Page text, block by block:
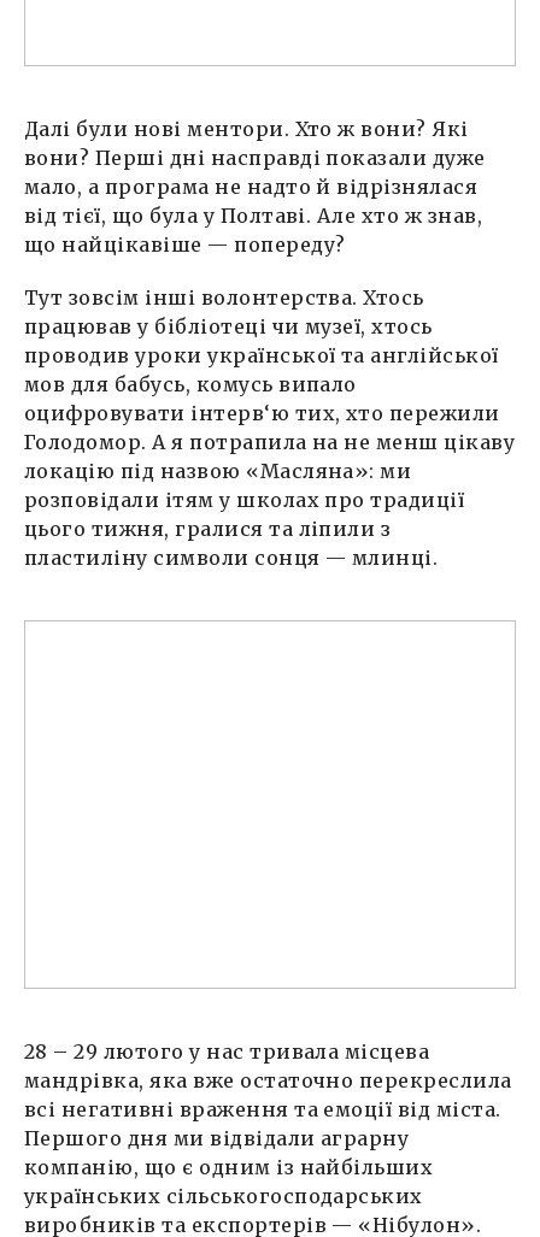
Далі були нові ментори. Хто ж вони? Які
вони? Перші дні насправді показали дуже
мало, а програма не надто й відрізнялася
від тієї, що була у Полтаві. Але хто ж знав,
що найцікавіше — попереду?
Тут зовсім інші волонтерства. Хтось
працював у бібліотеці чи музеї, хтось
проводив уроки української та англійської
мов для бабусь, комусь випало
оцифровувати інтерв‘ю тих, хто пережили
Голодомор. А я потрапила на не менш цікаву
локацію під назвою «Масляна»: ми
розповідали ітям у школах про традиції
цього тижня, гралися та ліпили з
пластиліну символи сонця — млинці.
28 – 29 лютого у нас тривала місцева
мандрівка, яка вже остаточно перекреслила
всі негативні враження та емоції від міста.
Першого дня ми відвідали аграрну
компанію, що є одним із найбільших
українських сільськогосподарських
виробників та експортерів — «Нібулон».